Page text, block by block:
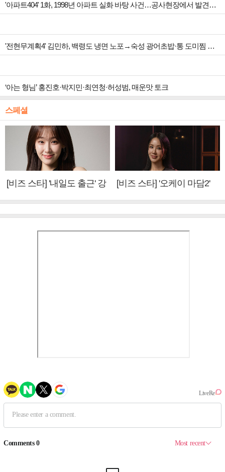
'아파트404' 1화, 1998년 아파트 실화 바탕 사건…공사현장에서 발견된 것 추리 시작
'전현무계획4' 김민하, 백령도 냉면 노포→숙성 광어초밥·통 도미찜 맛집 탐방
‘아는 형님’ 홍진호·박지민·최연청·허성범, 매운맛 토크
스페셜
[비즈 스타] '내일도 출근' 강
[비즈 스타] '오케이 마담2'